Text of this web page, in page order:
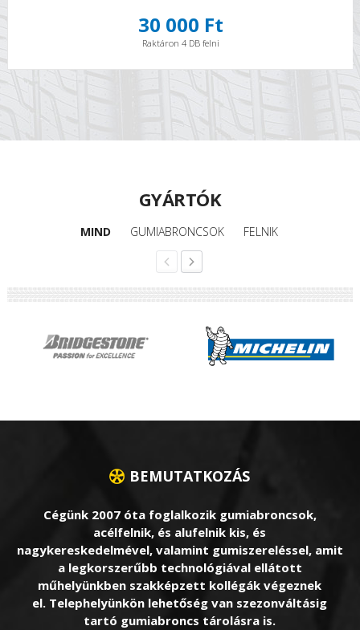
30 000 Ft
Raktáron 4 DB felni
GYÁRTÓK
MIND GUMIABRONCSOK FELNIK
BEMUTATKOZÁS
Cégünk 2007 óta foglalkozik gumiabroncsok,
acélfelnik, és alufelnik kis, és
nagykereskedelmével, valamint gumiszereléssel, amit
a legkorszerűbb technológiával ellátott
műhelyünkben szakképzett kollégák végeznek
el. Telephelyünkön lehetőség van szezonváltásig
tartó gumiabroncs tárolásra is.